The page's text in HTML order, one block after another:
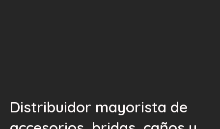
Distribuidor mayorista de